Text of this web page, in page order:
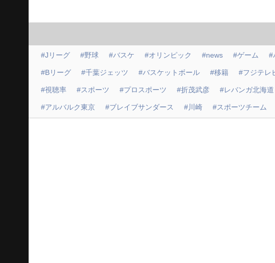
#Jリーグ #野球 #バスケ #オリンピック #news #ゲーム #
#Bリーグ #千葉ジェッツ #バスケットボール #移籍 #フジテレ
#視聴率 #スポーツ #プロスポーツ #折茂武彦 #レバンガ北海道
#アルバルク東京 #ブレイブサンダース #川崎 #スポーツチーム